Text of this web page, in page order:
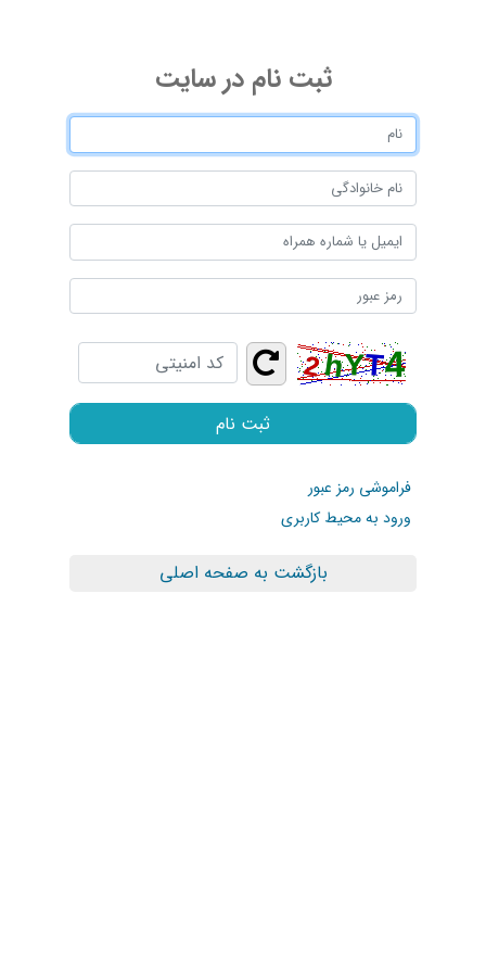
ثبت ‌نام در سایت
ثبت نام
فراموشی رمز عبور
ورود به محیط کاربری
بازگشت به صفحه اصلی